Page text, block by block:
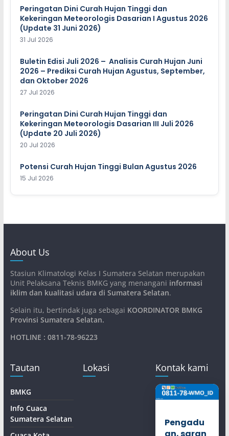
Peringatan Dini Curah Hujan Tinggi dan
Kekeringan Meteorologis Dasarian I Agustus 2026
(Update 31 Juni 2026)
31 Jul 2026
Buletin Edisi Juli 2026 – Analisis Curah Hujan Juni
2026 – Prediksi Curah Hujan Agustus, September,
dan Oktober 2026
27 Jul 2026
Peringatan Dini Curah Hujan Tinggi dan
Kekeringan Meteorologis Dasarian III Juli 2026
(Update 20 Juli 2026)
20 Jul 2026
Potensi Curah Hujan Tinggi Bulan Agustus 2026
15 Jul 2026
About Us
Stasiun Klimatologi Kelas I Sumatera Selatan merupakan
Unit Pelaksana Teknis BMKG yang menangani informasi
iklim dan kualitasi udara di Sumatera Selatan.
Selain itu, bertindak juga sebagai KOORDINATOR BMKG
Provinsi Sumatera Selatan.
HOTLINE : 0811-78-96223
Tautan
BMKG
Info Cuaca
Sumatera Selatan
Lokasi Kontak kami
Pengadu